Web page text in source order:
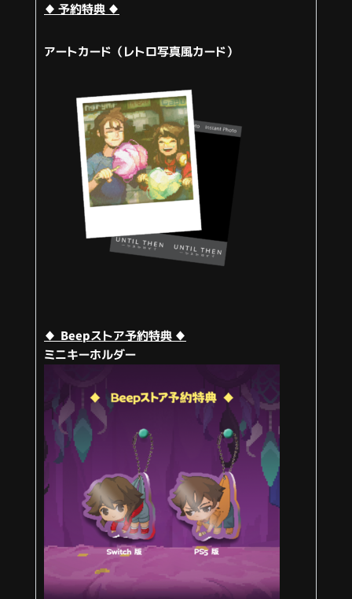
♦ 予約特典 ♦
アートカード（レトロ写真風カード）
♦ Beepストア予約特典 ♦
ミニキーホルダー